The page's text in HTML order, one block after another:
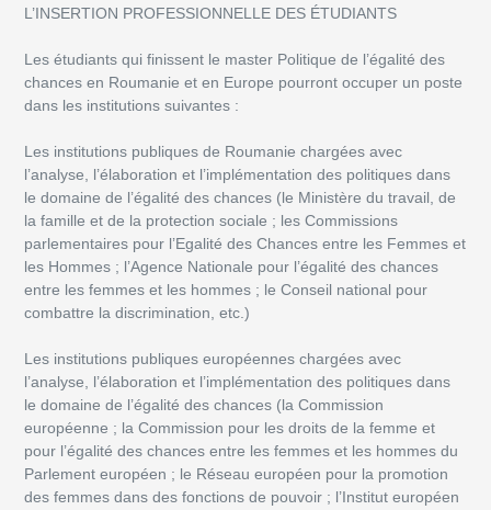
L’INSERTION PROFESSIONNELLE DES ÉTUDIANTS
Les étudiants qui finissent le master Politique de l’égalité des
chances en Roumanie et en Europe pourront occuper un poste
dans les institutions suivantes :
Les institutions publiques de Roumanie chargées avec
l’analyse, l’élaboration et l’implémentation des politiques dans
le domaine de l’égalité des chances (le Ministère du travail, de
la famille et de la protection sociale ; les Commissions
parlementaires pour l’Egalité des Chances entre les Femmes et
les Hommes ; l’Agence Nationale pour l’égalité des chances
entre les femmes et les hommes ; le Conseil national pour
combattre la discrimination, etc.)
Les institutions publiques européennes chargées avec
l’analyse, l’élaboration et l’implémentation des politiques dans
le domaine de l’égalité des chances (la Commission
européenne ; la Commission pour les droits de la femme et
pour l’égalité des chances entre les femmes et les hommes du
Parlement européen ; le Réseau européen pour la promotion
des femmes dans des fonctions de pouvoir ; l’Institut européen